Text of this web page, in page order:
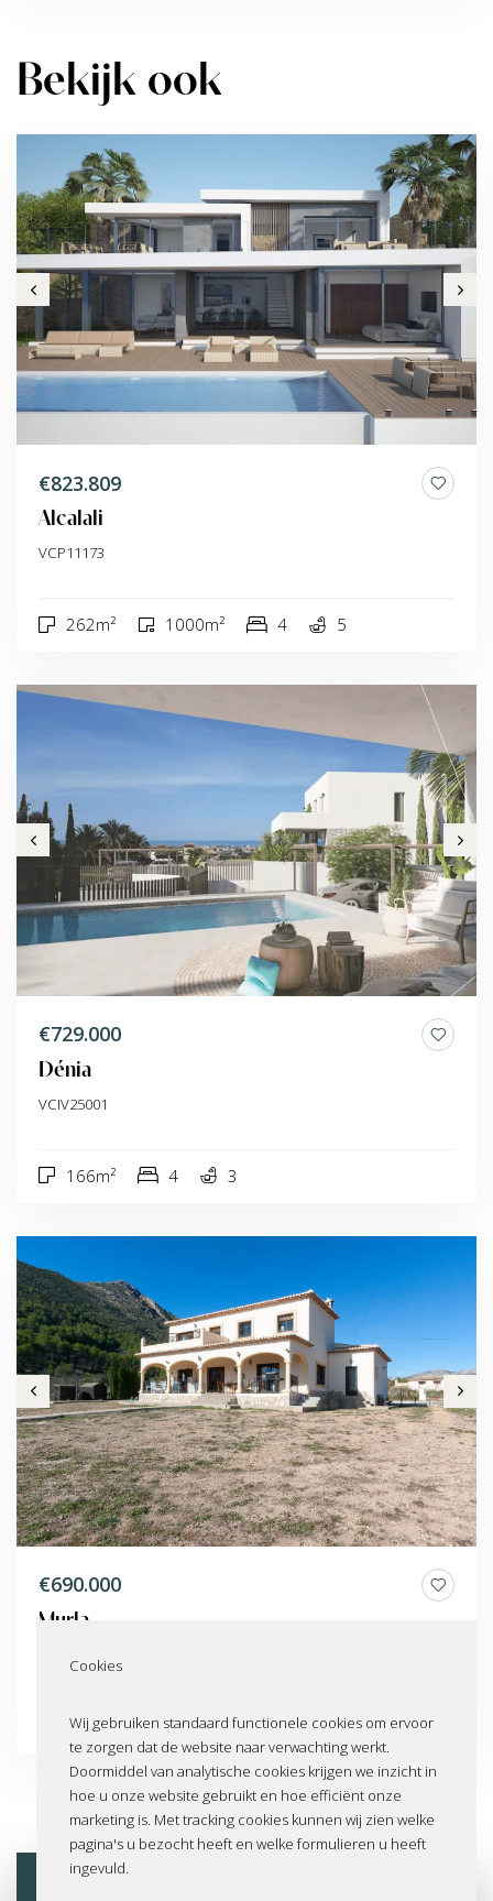
Bekijk ook
€823.809
Alcalali
VCP11173
262m² 1000m² 4 5
€729.000
Dénia
VCIV25001
166m² 4 3
€690.000
Murla
343m² 10540m² 7 4
Cookies
Wij gebruiken standaard functionele cookies om ervoor
te zorgen dat de website naar verwachting werkt.
Doormiddel van analytische cookies krijgen we inzicht in
hoe u onze website gebruikt en hoe efficiënt onze
marketing is. Met tracking cookies kunnen wij zien welke
pagina's u bezocht heeft en welke formulieren u heeft
ingevuld.